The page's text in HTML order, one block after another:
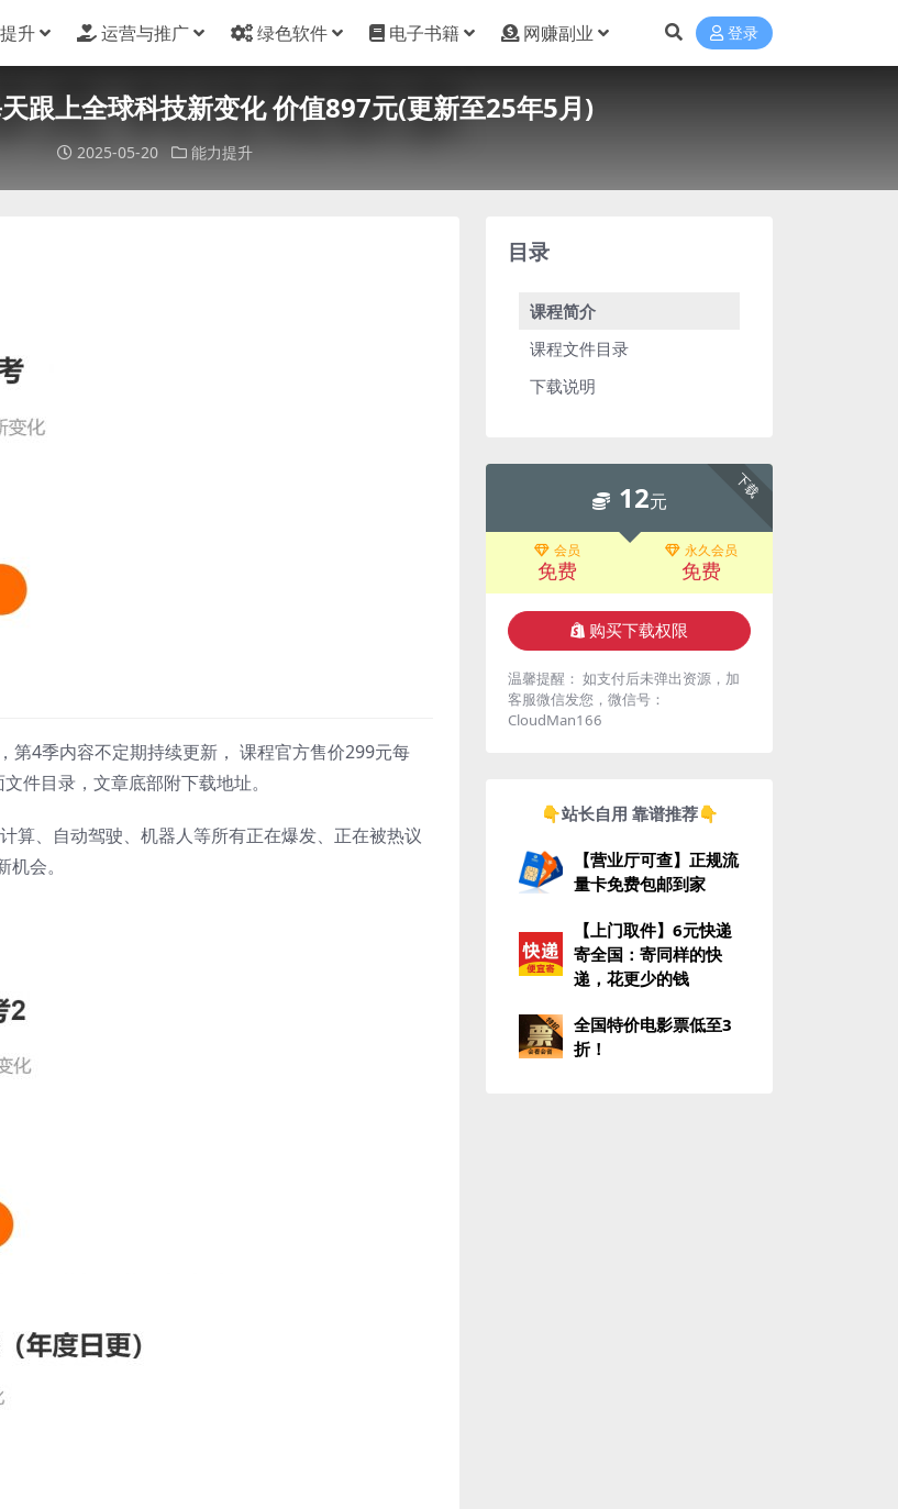
升 运营与推广 绿色软件 电子书籍 网赚副业 登录
跟上全球科技新变化 价值897元(更新至25年5月)
2025-05-20 能力提升
第4季内容不定期持续更新， 课程官方售价299元每
件目录，文章底部附下载地址。
算、自动驾驶、机器人等所有正在爆发、正在被热议
会。
目录
课程简介
课程文件目录
下载说明
下载
12元
会员
免费
永久会员
免费
购买下载权限
温馨提醒： 如支付后未弹出资源，加
客服微信发您，微信号：
CloudMan166
👇站长自用 靠谱推荐👇
【营业厅可查】正规流
量卡免费包邮到家
【上门取件】6元快递
寄全国：寄同样的快
递，花更少的钱
全国特价电影票低至3
折！